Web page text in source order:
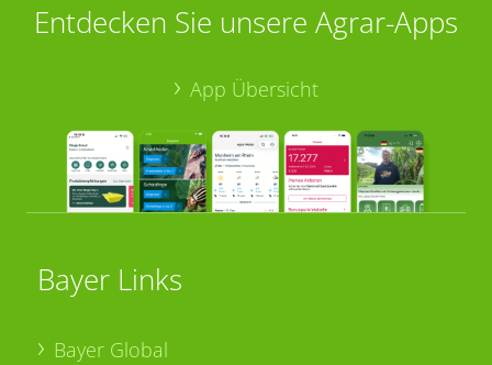
Entdecken Sie unsere Agrar-Apps
App Übersicht
Bayer Links
Bayer Global